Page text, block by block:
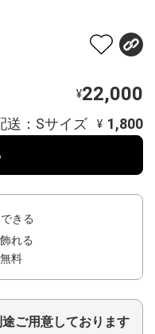
¥22,000
送：Sサイズ ¥ 1,800
きる
れる
料
ご用意しております